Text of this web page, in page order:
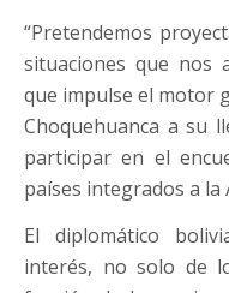
“Pretendemos
situaciones que nos
que impulse el motor
Choquehuanca a su
participar en el
países integrados a la
El diplomático
interés, no solo de